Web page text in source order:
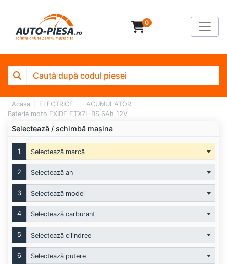
0
Acasa ELECTRICE
ACUMULATOR
Baterie moto EXIDE ETX7L-BS 6Ah 12V
Selectează / schimbă mașina
1 Selectează marcă
2 Selectează an
3 Selectează model
4 Selectează carburant
5 Selectează cilindree
6 Selectează putere